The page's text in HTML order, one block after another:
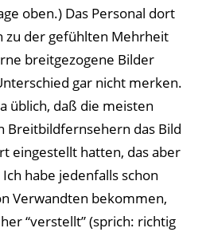
oben.) Das Personal dort
zu der gefühlten Mehrheit
breitgezogene Bilder
gar nicht merken.
üblich, daß die meisten
Breitbildfernsehern das Bild
eingestellt hatten, das aber
habe jedenfalls schon
Verwandten bekommen,
“verstellt” (sprich: richtig